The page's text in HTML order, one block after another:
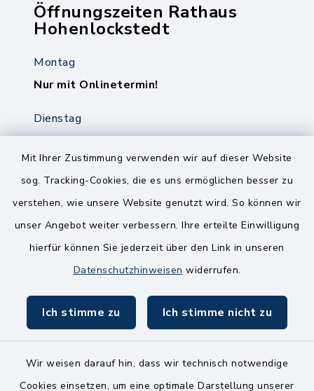
Mit Ihrer Zustimmung verwenden wir auf dieser Website
sog. Tracking-Cookies, die es uns ermöglichen besser zu
verstehen, wie unsere Website genutzt wird. So können wir
unser Angebot weiter verbessern. Ihre erteilte Einwilligung
hierfür können Sie jederzeit über den Link in unseren
Datenschutzhinweisen widerrufen.
Ich stimme zu Ich stimme nicht zu
Wir weisen darauf hin, dass wir technisch notwendige
Cookies einsetzen, um eine optimale Darstellung unserer
Öffnungszeiten Rathaus
Hohenlockstedt
Montag
Nur mit Onlinetermin!
Dienstag
8.00-12.00 Uhr
14.00-18.00 Uhr
Freitag
8.00-11.00 Uhr
Kontakt